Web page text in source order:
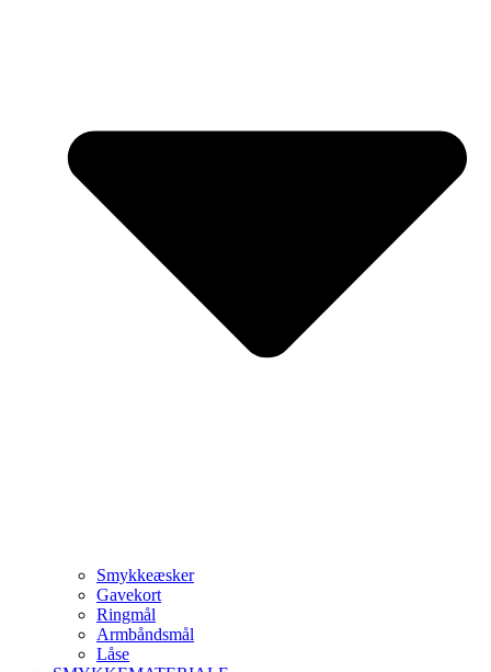
Smykkeæsker
Gavekort
Ringmål
Armbåndsmål
Låse